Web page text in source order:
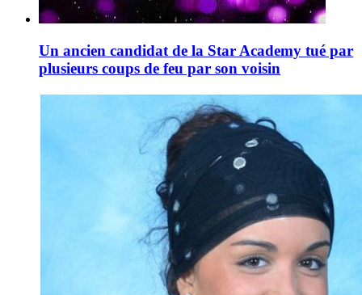
Un ancien candidat de la Star Academy tué par
plusieurs coups de feu par son voisin